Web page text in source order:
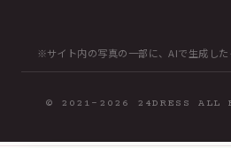
※サイト内の写真の一部に、AIで生成した
© 2021-2026 24DRESS ALL